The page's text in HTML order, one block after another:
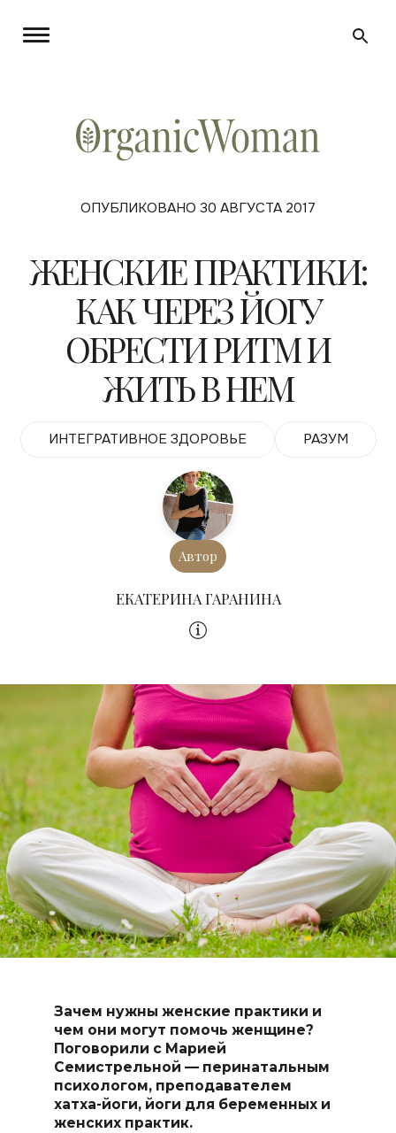
ОПУБЛИКОВАНО 30 АВГУСТА 2017
ЖЕНСКИЕ ПРАКТИКИ:
КАК ЧЕРЕЗ ЙОГУ
ОБРЕСТИ РИТМ И
ЖИТЬ В НЕМ
ИНТЕГРАТИВНОЕ ЗДОРОВЬЕ РАЗУМ
Автор
ЕКАТЕРИНА ГАРАНИНА
Зачем нужны женские практики и
чем они могут помочь женщине?
Поговорили с Марией
Семистрельной — перинатальным
психологом, преподавателем
хатха-йоги, йоги для беременных и
женских практик.